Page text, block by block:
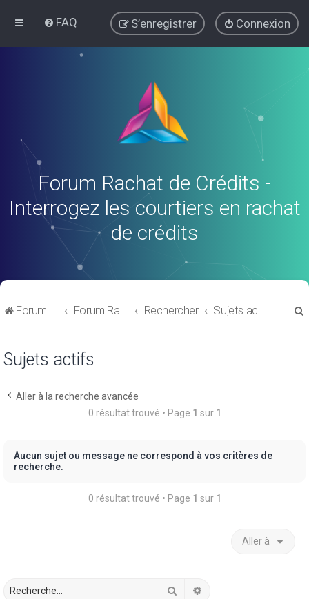
FAQ Connexion
S’enregistrer
Forum Rachat de Crédits -
Interrogez les courtiers en rachat
de crédits
Forum de discussions sur le Regroupement de Crédits et le Rachat de Crédits Forum Rachat de Crédits Rechercher Sujets actifs
Sujets actifs
Aller à la recherche avancée
0 résultat trouvé • Page 1 sur 1
Aucun sujet ou message ne correspond à vos critères de
recherche.
0 résultat trouvé • Page 1 sur 1
Aller à
Rechercher